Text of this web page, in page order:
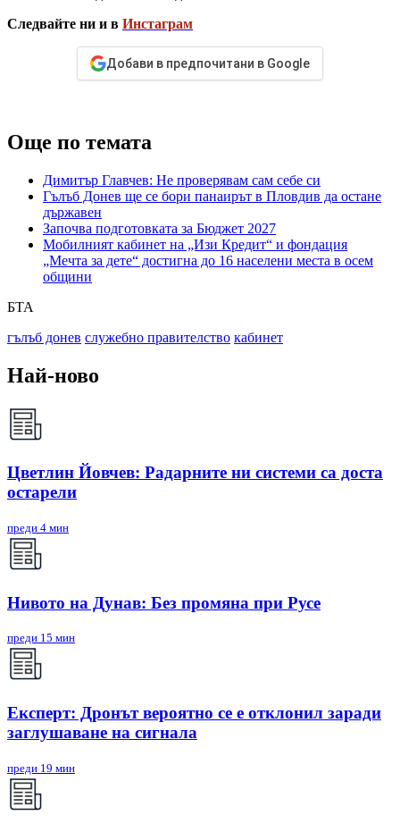
Следвайте ни и в Инстаграм
Добави в предпочитани в Google
Още по темата
Димитър Главчев: Не проверявам сам себе си
Гълъб Донев ще се бори панаирът в Пловдив да остане
държавен
Започва подготовката за Бюджет 2027
Мобилният кабинет на „Изи Кредит“ и фондация
„Мечта за дете“ достигна до 16 населени места в осем
общини
БТА
гълъб донев служебно правителство кабинет
Най-ново
Цветлин Йовчев: Радарните ни системи са доста
остарели
преди 4 мин
Нивото на Дунав: Без промяна при Русе
преди 15 мин
Експерт: Дронът вероятно се е отклонил заради
заглушаване на сигнала
преди 19 мин